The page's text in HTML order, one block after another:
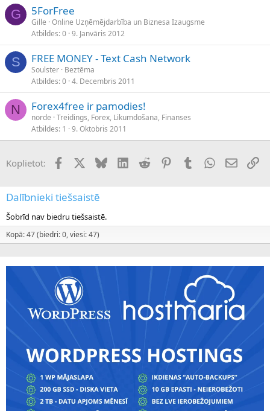
G 5ForFree
Gille Online Uzņēmējdarbība un Biznesa Izaugsme
Atbildes 0 9. Janvāris 2012
S FREE MONEY - Text Cash Network
Soulster Beztēma
Atbildes 0 4. Decembris 2011
N Forex4free ir pamodies!
norde Treidings, Forex, Likumdošana, Finanses
Atbildes 1 9. Oktobris 2011
Koplietot: FacebookX (Twitter)
BlueskyLinkedInReddit PinterestTumblrWhatsApp
E-pasts
Dalībnieki tiešsaistē
Šobrīd nav biedru tiešsaistē.
Kopā: 47 (biedri: 0, viesi: 47)